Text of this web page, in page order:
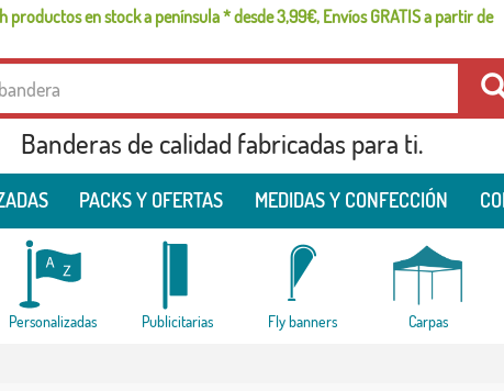
productos en stock a península * desde 3,99€, Envíos GRATIS a partir de
Banderas de calidad fabricadas para ti.
PACKS Y OFERTAS MEDIDAS Y CONFECCIÓN
Personalizadas Publicitarias Fly banners Carpas